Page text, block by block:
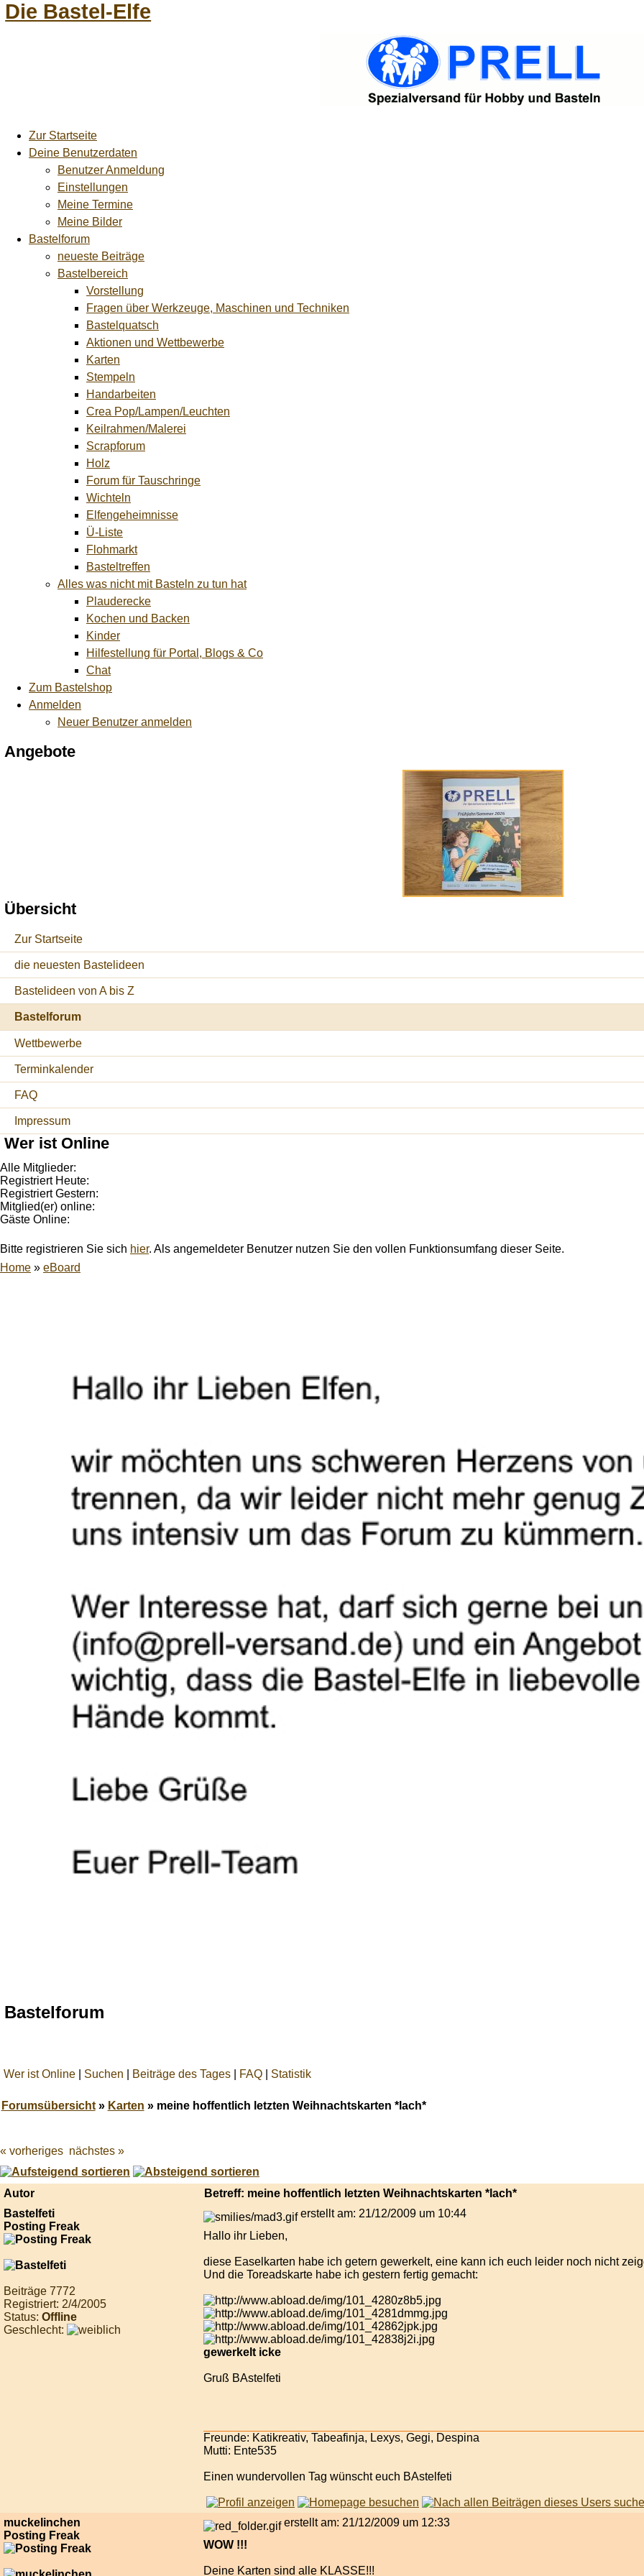
Die Bastel-Elfe
Zur Startseite
Deine Benutzerdaten
Benutzer Anmeldung
Einstellungen
Meine Termine
Meine Bilder
Bastelforum
neueste Beiträge
Bastelbereich
Vorstellung
Fragen über Werkzeuge, Maschinen und Techniken
Bastelquatsch
Aktionen und Wettbewerbe
Karten
Stempeln
Handarbeiten
Crea Pop/Lampen/Leuchten
Keilrahmen/Malerei
Scrapforum
Holz
Forum für Tauschringe
Wichteln
Elfengeheimnisse
Ü-Liste
Flohmarkt
Basteltreffen
Alles was nicht mit Basteln zu tun hat
Plauderecke
Kochen und Backen
Kinder
Hilfestellung für Portal, Blogs & Co
Chat
Zum Bastelshop
Anmelden
Neuer Benutzer anmelden
Angebote
Übersicht
Zur Startseite
die neuesten Bastelideen
Bastelideen von A bis Z
Bastelforum
Wettbewerbe
Terminkalender
FAQ
Impressum
Wer ist Online
Alle Mitglieder:
Registriert Heute:
Registriert Gestern:
Mitglied(er) online:
Gäste Online:
Bitte registrieren Sie sich hier. Als angemeldeter Benutzer nutzen Sie den vollen Funktionsumfang dieser Seite.
Home » eBoard
Bastelforum
Wer ist Online Suchen Beiträge des Tages FAQ Statistik
Forumsübersicht» Karten » meine hoffentlich letzten Weihnachtskarten *lach*
Best
online
live
casino
« vorheriges nächstes »
Autor
Betreff: meine hoffentlich letzten Weihnachtskarten *lach*
Bastelfeti
Posting Freak
Beiträge 7772
Registriert: 2/4/2005
Status: Offline
Geschlecht:
erstellt am: 21/12/2009 um 10:44
Hallo ihr Lieben,
diese Easelkarten habe ich getern gewerkelt, eine kann ich euch leider noch nicht
Und die Toreadskarte habe ich gestern fertig gemacht:
gewerkelt icke
Gruß BAstelfeti
Freunde: Katikreativ, Tabeafinja, Lexys, Gegi, Despina
Mutti: Ente535
Einen wundervollen Tag wünscht euch BAstelfeti
muckelinchen
Posting Freak
erstellt am: 21/12/2009 um 12:33
WOW !!!
Deine Karten sind alle KLASSE!!!